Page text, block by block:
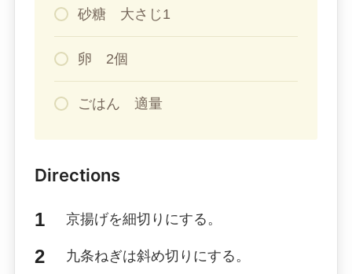
砂糖 大さじ1
卵 2個
ごはん 適量
Directions
京揚げを細切りにする。
九条ねぎは斜め切りにする。